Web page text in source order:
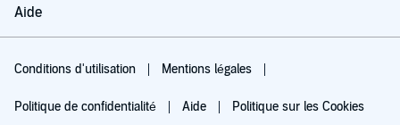
Aide
Conditions d'utilisation Mentions légales
Politique de confidentialité Aide Politique sur les Cookies